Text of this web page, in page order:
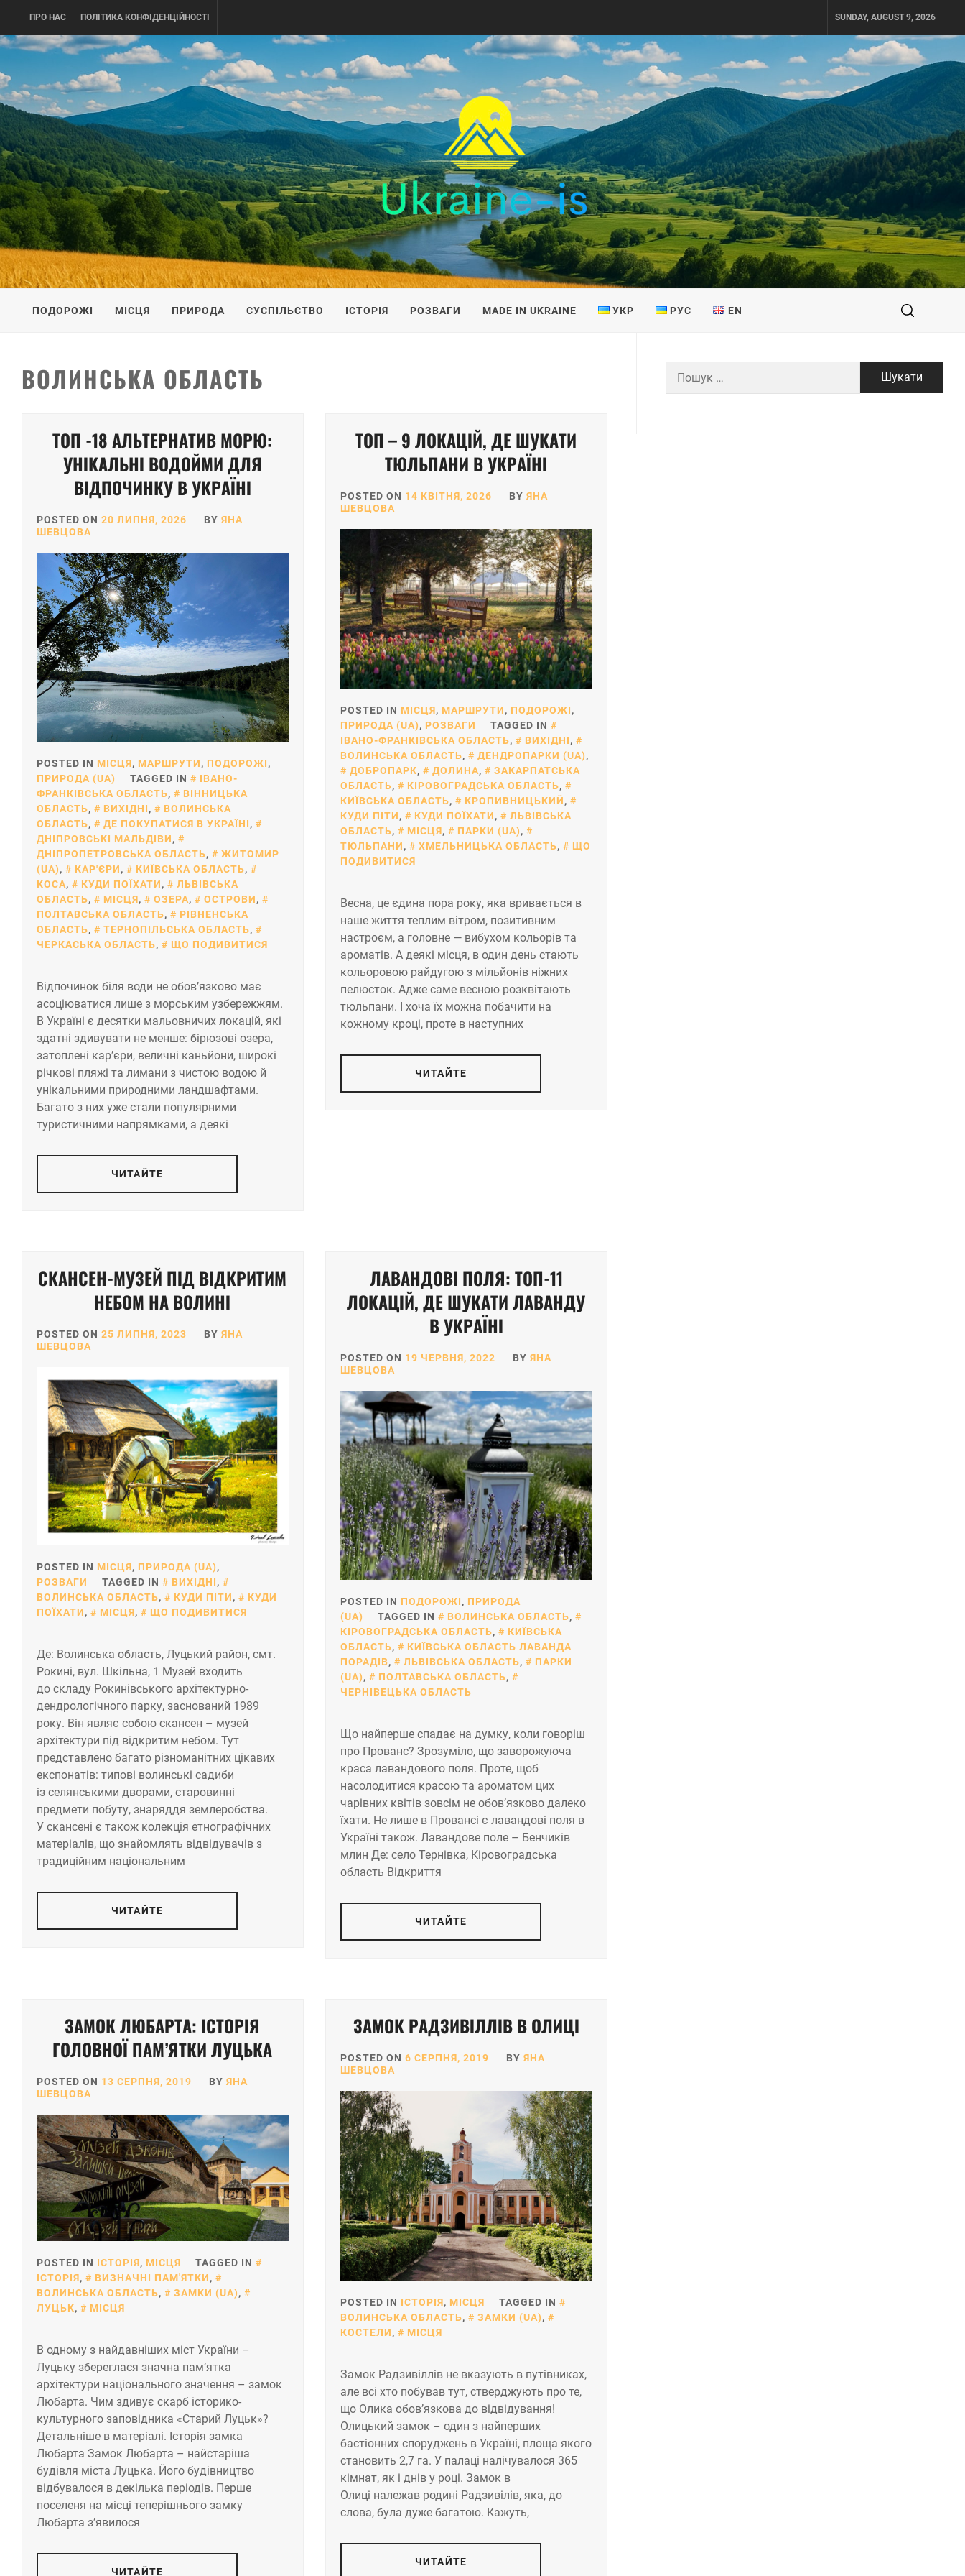
content
ПРО НАС ПОЛІТИКА КОНФІДЕНЦІЙНОСТІ SUNDAY, AUGUST 9, 2026
UKRAINE-IS
ПОДОРОЖI ПО УКРАЇНІ
ПОДОРОЖІ МІСЦЯ ПРИРОДА СУСПІЛЬСТВО ІСТОРІЯ РОЗВАГИ MADE IN UKRAINE УКР РУС EN
ВОЛИНСЬКА ОБЛАСТЬ
ТОП -18 АЛЬТЕРНАТИВ МОРЮ:
УНІКАЛЬНІ ВОДОЙМИ ДЛЯ
ВІДПОЧИНКУ В УКРАЇНІ
POSTED ON 20 ЛИПНЯ, 2026 BY ЯНА
ШЕВЦОВА
POSTED IN МІСЦЯ, МАРШРУТИ, ПОДОРОЖІ,
ПРИРОДА (UA)
TAGGED IN
ІВАНО-
ФРАНКІВСЬКА ОБЛАСТЬ,
ВІННИЦЬКА
ОБЛАСТЬ, ВИХІДНІ,
ВОЛИНСЬКА
ОБЛАСТЬ, ДЕ ПОКУПАТИСЯ В УКРАЇНІ,
ДНІПРОВСЬКІ МАЛЬДІВИ,
ДНІПРОПЕТРОВСЬКА ОБЛАСТЬ,
ЖИТОМИР
(UA), КАР'ЄРИ, КИЇВСЬКА ОБЛАСТЬ,
КОСА, КУДИ ПОЇХАТИ,
ЛЬВІВСЬКА
ОБЛАСТЬ, МІСЦЯ, ОЗЕРА, ОСТРОВИ,
ПОЛТАВСЬКА ОБЛАСТЬ,
РІВНЕНСЬКА
ОБЛАСТЬ, ТЕРНОПІЛЬСЬКА ОБЛАСТЬ,
ЧЕРКАСЬКА ОБЛАСТЬ, ЩО ПОДИВИТИСЯ
Відпочинок біля води не обов’язково має
асоціюватися лише з морським узбережжям.
В Україні є десятки мальовничих локацій, які
здатні здивувати не менше: бірюзові озера,
затоплені кар’єри, величні каньйони, широкі
річкові пляжі та лимани з чистою водою й
унікальними природними ландшафтами.
Багато з них уже стали популярними
туристичними напрямками, а деякі
ЧИТАЙТЕ
ТОП – 9 ЛОКАЦІЙ, ДЕ ШУКАТИ
ТЮЛЬПАНИ В УКРАЇНІ
POSTED ON 14 КВІТНЯ, 2026 BY ЯНА
ШЕВЦОВА
POSTED IN МІСЦЯ, МАРШРУТИ, ПОДОРОЖІ,
ПРИРОДА (UA), РОЗВАГИ
TAGGED IN
ІВАНО-ФРАНКІВСЬКА ОБЛАСТЬ, ВИХІДНІ,
ВОЛИНСЬКА ОБЛАСТЬ, ДЕНДРОПАРКИ (UA),
ДОБРОПАРК, ДОЛИНА,
ЗАКАРПАТСЬКА
ОБЛАСТЬ, КІРОВОГРАДСЬКА ОБЛАСТЬ,
КИЇВСЬКА ОБЛАСТЬ, КРОПИВНИЦЬКИЙ,
КУДИ ПІТИ, КУДИ ПОЇХАТИ,
ЛЬВІВСЬКА
ОБЛАСТЬ, МІСЦЯ, ПАРКИ (UA),
ТЮЛЬПАНИ, ХМЕЛЬНИЦЬКА ОБЛАСТЬ,
ЩО
ПОДИВИТИСЯ
Весна, це єдина пора року, яка вривається в
наше життя теплим вітром, позитивним
настроєм, а головне — вибухом кольорів та
ароматів. А деякі місця, в один день стають
кольоровою райдугою з мільйонів ніжних
пелюсток. Адже саме весною розквітають
тюльпани. І хоча їх можна побачити на
кожному кроці, проте в наступних
ЧИТАЙТЕ
СКАНСЕН-МУЗЕЙ ПІД ВІДКРИТИМ
НЕБОМ НА ВОЛИНІ
POSTED ON 25 ЛИПНЯ, 2023 BY ЯНА
ШЕВЦОВА
POSTED IN МІСЦЯ, ПРИРОДА (UA),
РОЗВАГИ
TAGGED IN ВИХІДНІ,
ВОЛИНСЬКА ОБЛАСТЬ, КУДИ ПІТИ,
КУДИ
ПОЇХАТИ, МІСЦЯ, ЩО ПОДИВИТИСЯ
Де: Волинська область, Луцький район, смт.
Рокині, вул. Шкільна, 1 Музей входить
до складу Рокинівського архітектурно-
дендрологічного парку, заснований 1989
року. Він являє собою скансен – музей
архітектури під відкритим небом. Тут
представлено багато різноманітних цікавих
експонатів: типові волинські садиби
із селянськими дворами, старовинні
предмети побуту, знаряддя землеробства.
У скансені є також колекція етнографічних
матеріалів, що знайомлять відвідувачів з
традиційним національним
ЧИТАЙТЕ
ЛАВАНДОВІ ПОЛЯ: ТОП-11
ЛОКАЦІЙ, ДЕ ШУКАТИ ЛАВАНДУ
В УКРАЇНІ
POSTED ON 19 ЧЕРВНЯ, 2022 BY ЯНА
ШЕВЦОВА
POSTED IN ПОДОРОЖІ, ПРИРОДА
(UA)
TAGGED IN ВОЛИНСЬКА ОБЛАСТЬ,
КІРОВОГРАДСЬКА ОБЛАСТЬ,
КИЇВСЬКА
ОБЛАСТЬ,
КИЇВСЬКА ОБЛАСТЬ ЛАВАНДА
ПОРАДІВ, ЛЬВІВСЬКА ОБЛАСТЬ,
ПАРКИ
(UA), ПОЛТАВСЬКА ОБЛАСТЬ,
ЧЕРНІВЕЦЬКА ОБЛАСТЬ
Що найперше спадає на думку, коли говоріш
про Прованс? Зрозуміло, що заворожуюча
краса лавандового поля. Проте, щоб
насолодитися красою та ароматом цих
чарівних квітів зовсім не обов’язково далеко
їхати. Не лише в Провансі є лавандові поля в
Україні також. Лавандове поле – Бенчиків
млин Де: село Тернівка, Кіровоградська
область Відкриття
ЧИТАЙТЕ
ЗАМОК ЛЮБАРТА: ІСТОРІЯ
ГОЛОВНОЇ ПАМ’ЯТКИ ЛУЦЬКА
POSTED ON 13 СЕРПНЯ, 2019 BY ЯНА
ШЕВЦОВА
POSTED IN ІСТОРІЯ, МІСЦЯ
TAGGED IN
ІСТОРІЯ, ВИЗНАЧНІ ПАМ'ЯТКИ,
ВОЛИНСЬКА ОБЛАСТЬ, ЗАМКИ (UA),
ЛУЦЬК, МІСЦЯ
В одному з найдавніших міст України –
Луцьку збереглася значна пам’ятка
архітектури національного значення – замок
Любарта. Чим здивує скарб історико-
культурного заповідника «Старий Луцьк»?
Детальніше в матеріалі. Історія замка
Любарта Замок Любарта – найстаріша
будівля міста Луцька. Його будівництво
відбувалося в декілька періодів. Перше
поселеня на місці теперішнього замку
Любарта з’явилося
ЧИТАЙТЕ
ЗАМОК РАДЗИВІЛЛІВ В ОЛИЦІ
POSTED ON 6 СЕРПНЯ, 2019 BY ЯНА
ШЕВЦОВА
POSTED IN ІСТОРІЯ, МІСЦЯ
TAGGED IN
ВОЛИНСЬКА ОБЛАСТЬ, ЗАМКИ (UA),
КОСТЕЛИ, МІСЦЯ
Замок Радзивіллів не вказують в путівниках,
але всі хто побував тут, стверджують про те,
що Олика обов’язкова до відвідування!
Олицький замок – один з найперших
бастіонних споруджень в Україні, площа якого
становить 2,7 га. У палаці налічувалося 365
кімнат, як і днів у році. Замок в
Олиці належав родині Радзивілів, яка, до
слова, була дуже багатою. Кажуть,
ЧИТАЙТЕ